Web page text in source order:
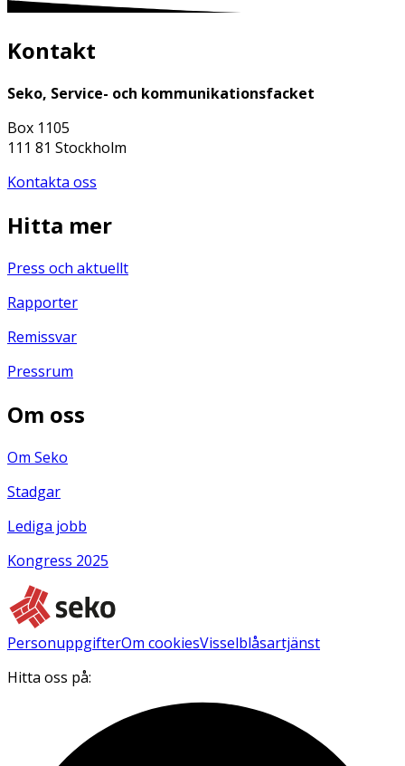
Kontakt
Seko, Service- och kommunikationsfacket
Box 1105
111 81 Stockholm
Kontakta oss
Hitta mer
Press och aktuellt
Rapporter
Remissvar
Pressrum
Om oss
Om Seko
Stadgar
Lediga jobb
Kongress 2025
PersonuppgifterOm cookiesVisselblåsartjänst
Hitta oss på: